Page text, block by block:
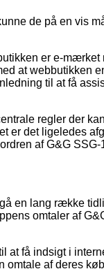
de på en vis
er e-
at webbutikken
til at få
regler der
er det ligeledes
af G&G
en lang række
omtaler af
at få indsigt i
omtale af deres